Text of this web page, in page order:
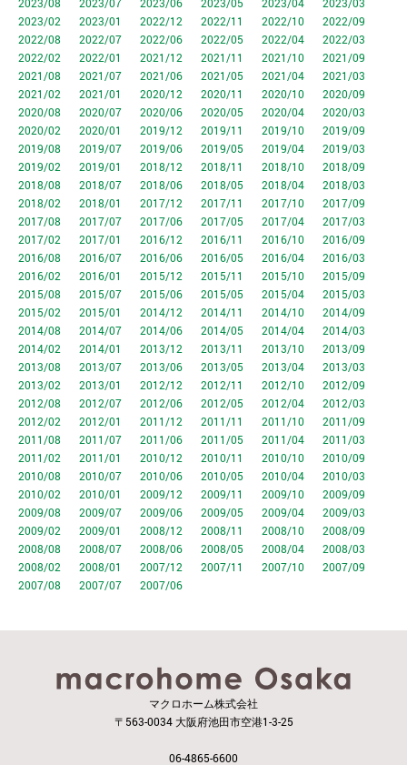
2023/02
2023/01 2022/12 2022/11 2022/10
2022/09
2022/08
2022/07 2022/06 2022/05 2022/04
2022/03
2022/02
2022/01 2021/12 2021/11 2021/10
2021/09
2021/08
2021/07 2021/06 2021/05 2021/04
2021/03
2021/02
2021/01 2020/12 2020/11 2020/10
2020/09
2020/08
2020/07 2020/06 2020/05 2020/04
2020/03
2020/02
2020/01 2019/12 2019/11 2019/10
2019/09
2019/08
2019/07 2019/06 2019/05 2019/04
2019/03
2019/02
2019/01 2018/12 2018/11 2018/10
2018/09
2018/08
2018/07 2018/06 2018/05 2018/04
2018/03
2018/02
2018/01 2017/12 2017/11 2017/10
2017/09
2017/08
2017/07 2017/06 2017/05 2017/04
2017/03
2017/02
2017/01 2016/12 2016/11 2016/10
2016/09
2016/08
2016/07 2016/06 2016/05 2016/04
2016/03
2016/02
2016/01 2015/12 2015/11 2015/10
2015/09
2015/08
2015/07 2015/06 2015/05 2015/04
2015/03
2015/02
2015/01 2014/12 2014/11 2014/10
2014/09
2014/08
2014/07 2014/06 2014/05 2014/04
2014/03
2014/02
2014/01 2013/12 2013/11 2013/10
2013/09
2013/08
2013/07 2013/06 2013/05 2013/04
2013/03
2013/02
2013/01 2012/12 2012/11 2012/10
2012/09
2012/08
2012/07 2012/06 2012/05 2012/04
2012/03
2012/02
2012/01 2011/12 2011/11 2011/10
2011/09
2011/08
2011/07 2011/06 2011/05 2011/04
2011/03
2011/02
2011/01 2010/12 2010/11 2010/10
2010/09
2010/08
2010/07 2010/06 2010/05 2010/04
2010/03
2010/02
2010/01 2009/12 2009/11 2009/10
2009/09
2009/08
2009/07 2009/06 2009/05 2009/04
2009/03
2009/02
2009/01 2008/12 2008/11 2008/10
2008/09
2008/08
2008/07 2008/06 2008/05 2008/04
2008/03
2008/02
2008/01 2007/12 2007/11 2007/10
2007/09
2007/08
2007/07 2007/06
マクロホーム株式会社
〒563-0034 大阪府池田市空港1-3-25
06-4865-6600